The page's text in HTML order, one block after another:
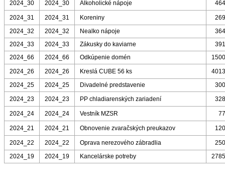
2024_30 2024_30 Alkoholické nápoje
2024_31 2024_31 Koreniny
2024_32
2024_32 Nealko nápoje
2024_33
2024_33 Zákusky do kaviarne
2024_66
2024_66 Odkúpenie domén
2024_26
2024_26 Kreslá CUBE 56 ks
2024_25
2024_25 Divadelné predstavenie
2024_23
2024_23 PP chladiarenských zariadení
2024_24 2024_24 Vestník MZSR
2024_21 2024_21 Obnovenie zvaračských preukazov
2024_22 2024_22 Oprava nerezového zábradlia
2024_19
2024_19 Kancelárske potreby